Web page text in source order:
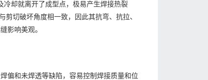
冷却就离开了成型点，极易产生焊接热裂
剪切破坏角度相一致，因此其抗弯、抗拉、
影响美观。
偏和未焊透等缺陷，容易控制焊接质量和位